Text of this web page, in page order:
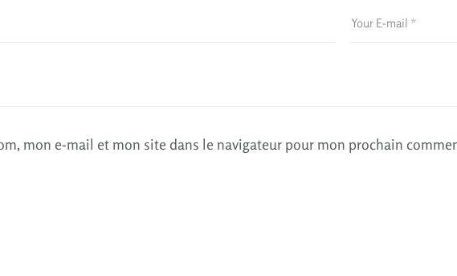
mon e-mail et mon site dans le navigateur pour mon prochain